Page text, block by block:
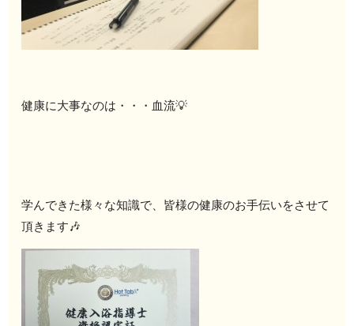
健康に大事なのは・・・血流💡
学んできた様々な知識で、皆様の健康のお手伝いをさせて
頂きます🎶